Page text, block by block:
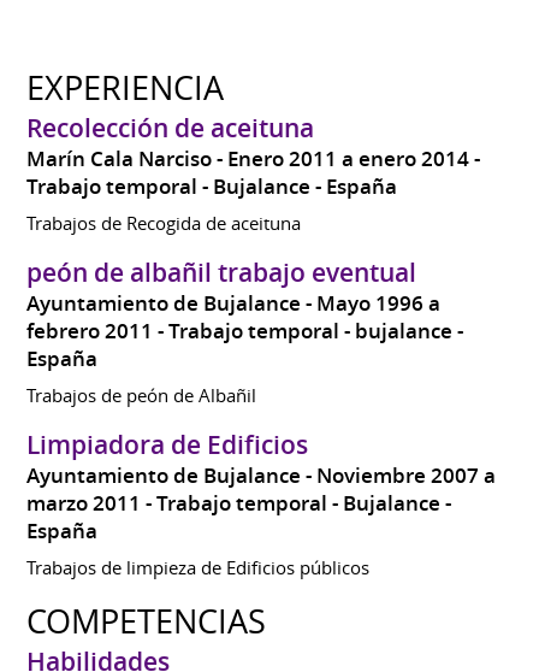
EXPERIENCIA
Recolección de aceituna
Marín Cala Narciso
Enero 2011 a enero 2014
Trabajo temporal
Bujalance España
Trabajos de Recogida de aceituna
peón de albañil trabajo eventual
Ayuntamiento de Bujalance
Mayo 1996 a
febrero 2011 Trabajo temporal
bujalance
España
Trabajos de peón de Albañil
Limpiadora de Edificios
Ayuntamiento de Bujalance
Noviembre 2007 a
marzo 2011 Trabajo temporal
Bujalance
España
Trabajos de limpieza de Edificios públicos
COMPETENCIAS
Habilidades